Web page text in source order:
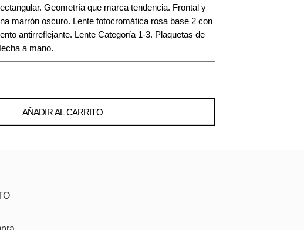
Geometría que marca tendencia. Frontal y
marrón oscuro. Lente fotocromática rosa base 2 con
antirreflejante. Lente Categoría 1-3. Plaquetas de
a mano.
AÑADIR AL CARRITO